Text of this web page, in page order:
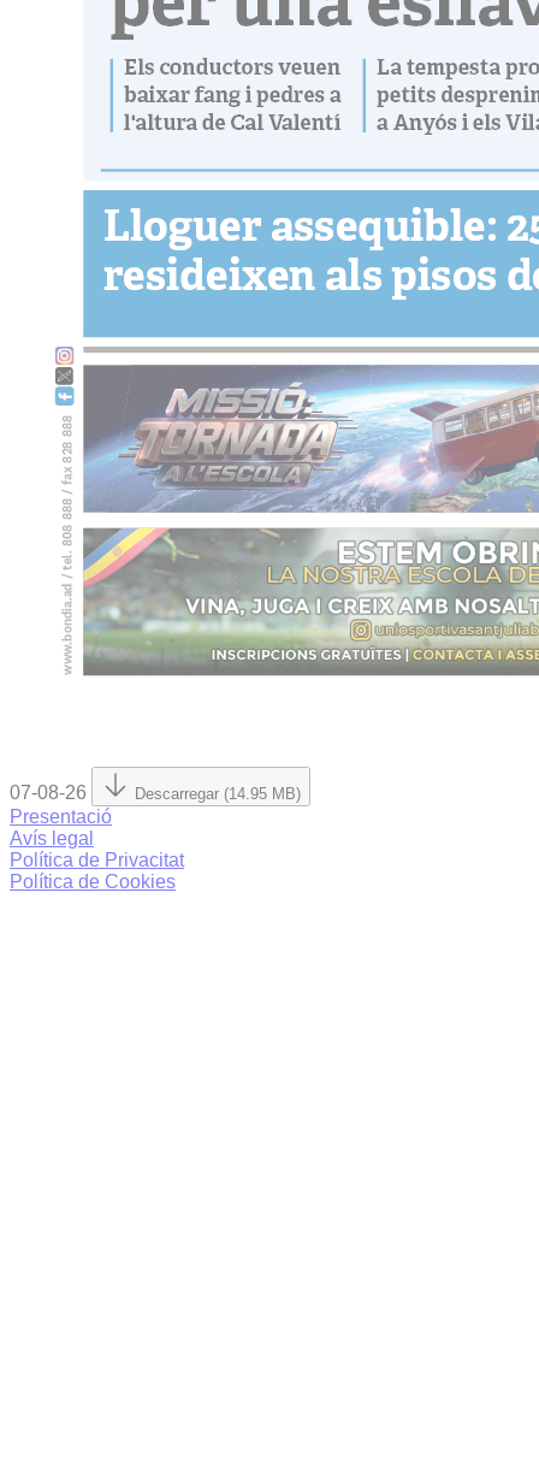
07-08-26 Descarregar (14.95 MB)
Presentació
Avís legal
Política de Privacitat
Política de Cookies